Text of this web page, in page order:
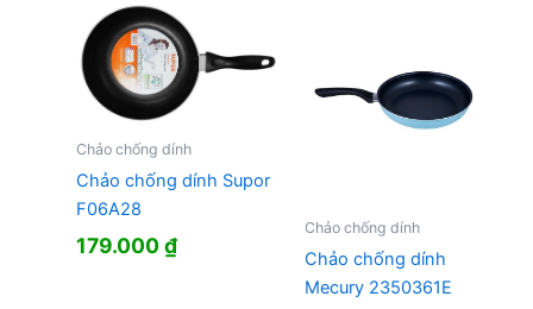
Chảo chống dính
Chảo chống dính Supor
F06A28
179.000₫
Chảo chống dính
Chảo chống dính
Mecury 2350361E